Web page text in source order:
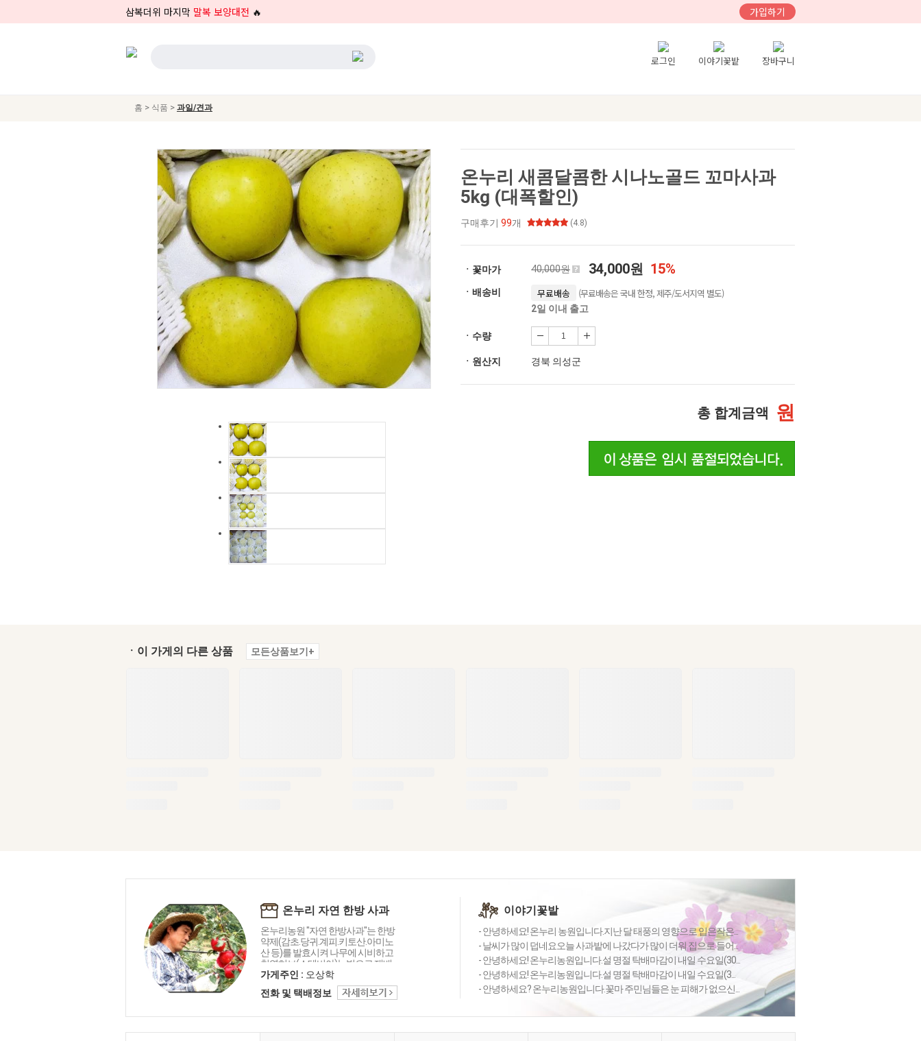
삼복더위 마지막 말복 보양대전 🔥 가입하기
로그인 이야기꽃밭 장바구니
홈 > 식품 > 과일/견과
온누리 새콤달콤한 시나노골드 꼬마사과
5kg (대폭할인)
구매후기 99개 (4.8)
ㆍ꽃마가 40,000원 34,000원 15%
ㆍ배송비 무료배송 (무료배송은 국내 한정, 제주/도서지역 별도)
2일 이내 출고
ㆍ수량
ㆍ원산지 경북 의성군
총 합계금액 원
ㆍ이 가게의 다른 상품 모든상품보기+
온누리 자연 한방 사과
온누리농원 "자연 한방사과"는 한방
약제(감초.당귀.계피.키토산.아미노
산 등)를 발효시켜 나무에 시비하고
천연허브(스테비아)농법으로 재배
함으로써 뿌리가 건실하고, 기존의
온누리 자연 한방사과보다 맛과 당
도와 영양이 한층 강화되었습니다.
다!" "온누리 자연한방 사과"는 국립
가게주인 : 오상학
전화 및 택배정보
이야기꽃밭
- 안녕하세요! 온누리 농원입니다.지난 달 태풍의 영향으로 입은작은...
- 날씨가 많이 덥네요오늘 사과밭에 나갔다가 많이 더워 집으로 들어...
- 안녕하세요! 온누리농원입니다.설 명절 탁배마감이 내일 수요일(30...
- 안녕하세요! 온누리농원입니다.설 명절 탁배마감이 내일 수요일(3...
- 안녕하세요? 온누리농원입니다.꽃마 주민님들은 눈 피해가 없으신...